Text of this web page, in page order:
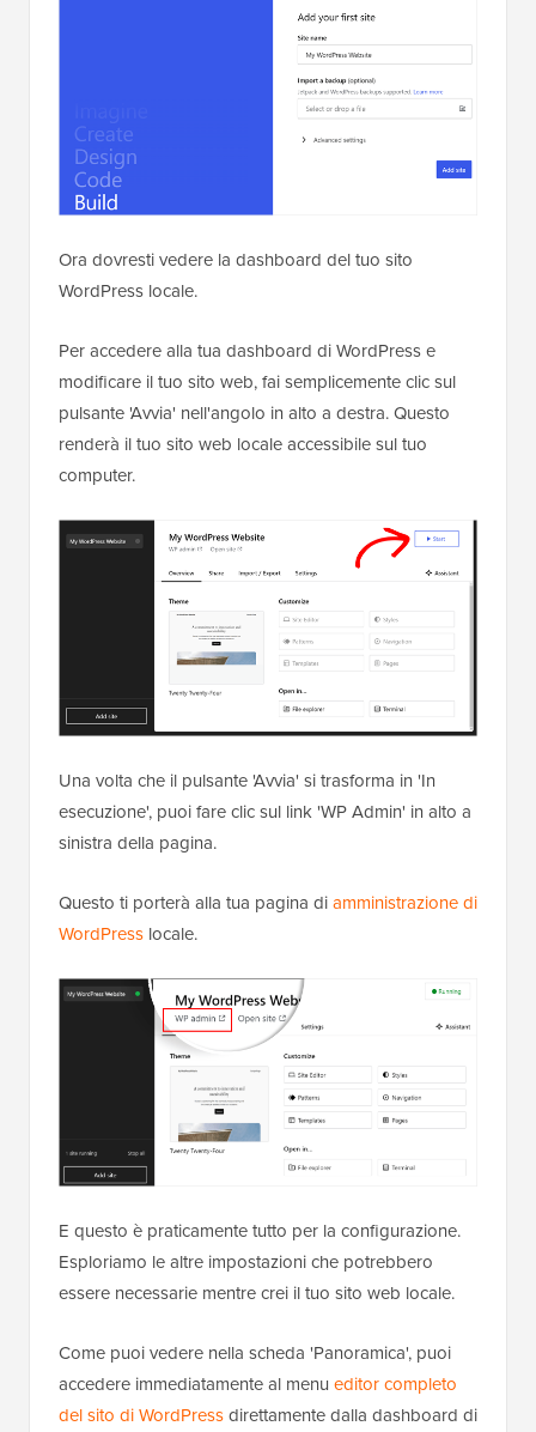
Ora dovresti vedere la dashboard del tuo sito
WordPress locale.
Per accedere alla tua dashboard di WordPress e
modificare il tuo sito web, fai semplicemente clic sul
pulsante 'Avvia' nell'angolo in alto a destra. Questo
renderà il tuo sito web locale accessibile sul tuo
computer.
Una volta che il pulsante 'Avvia' si trasforma in 'In
esecuzione', puoi fare clic sul link 'WP Admin' in alto a
sinistra della pagina.
Questo ti porterà alla tua pagina diamministrazione di
WordPress locale.
E questo è praticamente tutto per la configurazione.
Esploriamo le altre impostazioni che potrebbero
essere necessarie mentre crei il tuo sito web locale.
Come puoi vedere nella scheda 'Panoramica', puoi
accedere immediatamente al menu editor completo
del sito di WordPressdirettamente dalla dashboard di